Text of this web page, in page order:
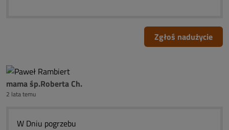
Zgłoś nadużycie
mama śp.Roberta Ch.
2 lata temu
W Dniu pogrzebu